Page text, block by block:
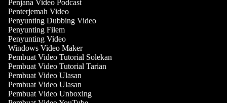
Penjana Video Podcast
Penterjemah Video
Penyunting Dubbing Video
Penyunting Filem
Penyunting Video
Windows Video Maker
Pembuat Video Tutorial Solekan
Pembuat Video Tutorial Tarian
Pembuat Video Ulasan
Pembuat Video Ulasan
Pembuat Video Unboxing